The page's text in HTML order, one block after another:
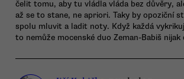
čelit tomu, aby tu vládla vláda bez důvěry,
až se to stane, ne apriori. Taky by opoziční
spolu mluvit a ladit noty. Když každá
to nemůže mocenské duo Zeman-Babiš